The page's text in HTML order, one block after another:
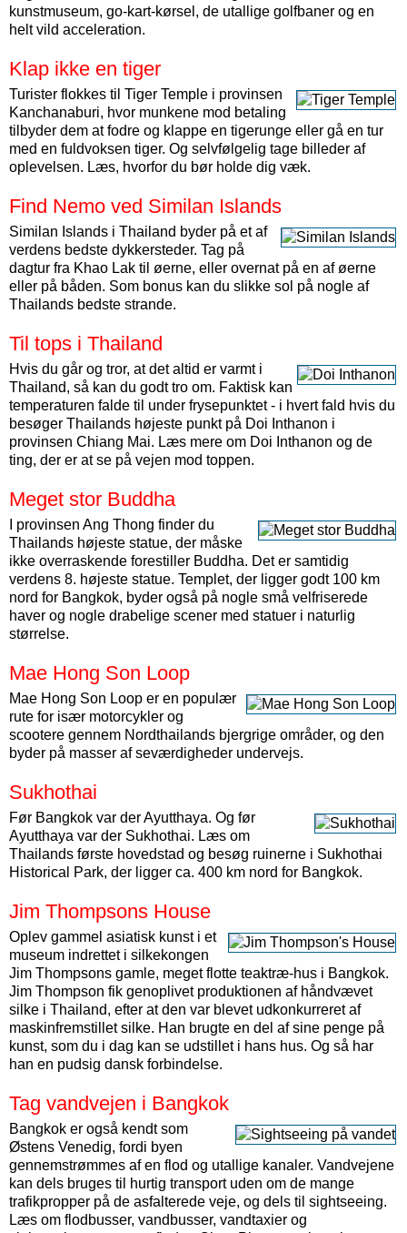
kunstmuseum, go-kart-kørsel, de utallige golfbaner og en
helt vild acceleration.
Klap ikke en tiger
Turister flokkes til Tiger Temple i provinsen
Kanchanaburi, hvor munkene mod betaling
tilbyder dem at fodre og klappe en tigerunge eller gå en tur
med en fuldvoksen tiger. Og selvfølgelig tage billeder af
oplevelsen. Læs, hvorfor du bør holde dig væk.
Find Nemo ved Similan Islands
Similan Islands i Thailand byder på et af
verdens bedste dykkersteder. Tag på
dagtur fra Khao Lak til øerne, eller overnat på en af øerne
eller på båden. Som bonus kan du slikke sol på nogle af
Thailands bedste strande.
Til tops i Thailand
Hvis du går og tror, at det altid er varmt i
Thailand, så kan du godt tro om. Faktisk kan
temperaturen falde til under frysepunktet - i hvert fald hvis du
besøger Thailands højeste punkt på Doi Inthanon i
provinsen Chiang Mai. Læs mere om Doi Inthanon og de
ting, der er at se på vejen mod toppen.
Meget stor Buddha
I provinsen Ang Thong finder du
Thailands højeste statue, der måske
ikke overraskende forestiller Buddha. Det er samtidig
verdens 8. højeste statue. Templet, der ligger godt 100 km
nord for Bangkok, byder også på nogle små velfriserede
haver og nogle drabelige scener med statuer i naturlig
størrelse.
Mae Hong Son Loop
Mae Hong Son Loop er en populær
rute for især motorcykler og
scootere gennem Nordthailands bjergrige områder, og den
byder på masser af seværdigheder undervejs.
Sukhothai
Før Bangkok var der Ayutthaya. Og før
Ayutthaya var der Sukhothai. Læs om
Thailands første hovedstad og besøg ruinerne i Sukhothai
Historical Park, der ligger ca. 400 km nord for Bangkok.
Jim Thompsons House
Oplev gammel asiatisk kunst i et
museum indrettet i silkekongen
Jim Thompsons gamle, meget flotte teaktræ-hus i Bangkok.
Jim Thompson fik genoplivet produktionen af håndvævet
silke i Thailand, efter at den var blevet udkonkurreret af
maskinfremstillet silke. Han brugte en del af sine penge på
kunst, som du i dag kan se udstillet i hans hus. Og så har
han en pudsig dansk forbindelse.
Tag vandvejen i Bangkok
Bangkok er også kendt som
Østens Venedig, fordi byen
gennemstrømmes af en flod og utallige kanaler. Vandvejene
kan dels bruges til hurtig transport uden om de mange
trafikpropper på de asfalterede veje, og dels til sightseeing.
Læs om flodbusser, vandbusser, vandtaxier og